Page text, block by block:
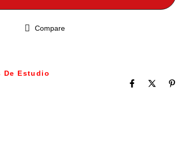
Compare
De Estudio